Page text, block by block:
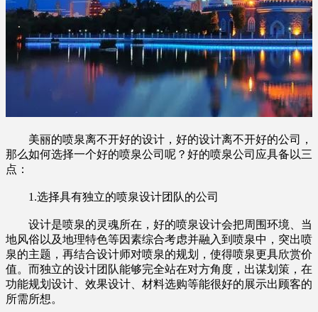
美丽的喷泉离不开好的设计，好的设计离不开好的公司，
那么如何选择一个好的喷泉公司呢？好的喷泉公司应具备以三
点：
1.选择具有独立的喷泉设计团队的公司
设计是喷泉的灵魂所在，好的喷泉设计会把周围环境、当
地风俗以及地理特色等因素综合考虑并融入到喷泉中，突出喷
泉的主题，再结合设计师对喷泉的规划，使得喷泉更具欣赏价
值。而独立的设计团队能够完全站在对方角度，出谋划策，在
功能规划设计、效果设计、材料选购等能很好的展示出顾客的
所需所想。